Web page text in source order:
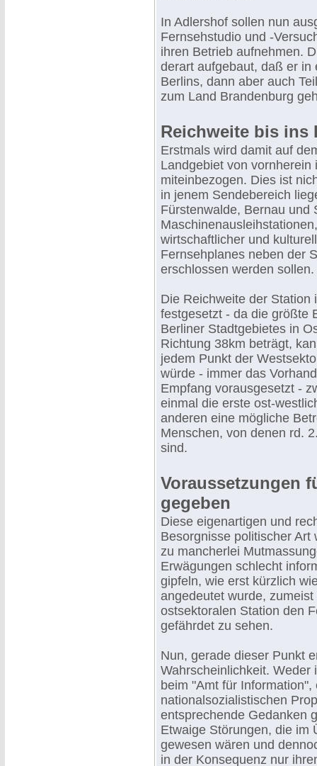
In Adlershof sollen nun
Fernsehstudio und -
ihren Betrieb aufnehmen.
derart aufgebaut, daß er in
Berlins, dann aber auch
zum Land Brandenburg
Reichweite bis ins
Erstmals wird damit auf
Landgebiet von
miteinbezogen. Dies ist
in jenem Sendebereich
Fürstenwalde, Bernau und
wirtschaftlicher und
Fernsehplanes neben der
erschlossen werden sollen.
Die Reichweite der Station
festgesetzt - da die größte
Berliner Stadtgebietes in
Richtung 38km beträgt,
jedem Punkt der
würde - immer das
Empfang vorausgesetzt -
einmal die erste ost-
anderen eine mögliche
Menschen, von denen rd.
sind.
Voraussetzungen
gegeben
Diese eigenartigen und
Besorgnisse politischer
zu mancherlei
Erwägungen schlecht
gipfeln, wie erst kürzlich
angedeutet wurde,
ostsektoralen Station den
gefährdet zu sehen.
Nun, gerade dieser Punkt
Wahrscheinlichkeit. Weder
beim "Amt für
nationalsozialistischen
entsprechende Gedanken
Etwaige Störungen, die im
gewesen wären und
in der Konsequenz nur